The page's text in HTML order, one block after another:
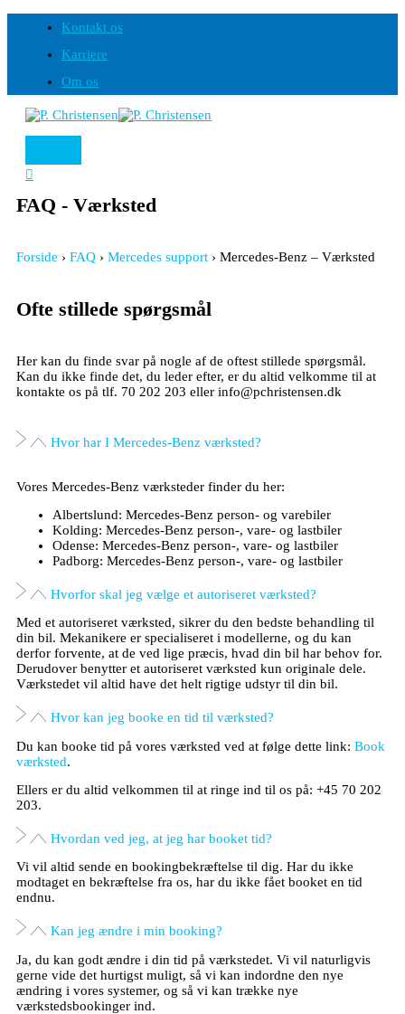
Kontakt os
Karriere
Om os
Søg
FAQ - Værksted
Forside › FAQ › Mercedes support › Mercedes-Benz – Værksted
Ofte stillede spørgsmål
Her kan du finde svar på nogle af de oftest stillede spørgsmål.
Kan du ikke finde det, du leder efter, er du altid velkomme til at
kontakte os på tlf. 70 202 203 eller info@pchristensen.dk
Hvor har I Mercedes-Benz værksted?
Vores Mercedes-Benz værksteder finder du her:
Albertslund: Mercedes-Benz person- og varebiler
Kolding: Mercedes-Benz person-, vare- og lastbiler
Odense: Mercedes-Benz person-, vare- og lastbiler
Padborg: Mercedes-Benz person-, vare- og lastbiler
Hvorfor skal jeg vælge et autoriseret værksted?
Med et autoriseret værksted, sikrer du den bedste behandling til
din bil. Mekanikere er specialiseret i modellerne, og du kan
derfor forvente, at de ved lige præcis, hvad din bil har behov for.
Derudover benytter et autoriseret værksted kun originale dele.
Værkstedet vil altid have det helt rigtige udstyr til din bil.
Hvor kan jeg booke en tid til værksted?
Du kan booke tid på vores værksted ved at følge dette link: Book
værksted.
Ellers er du altid velkommen til at ringe ind til os på: +45 70 202
203.
Hvordan ved jeg, at jeg har booket tid?
Vi vil altid sende en bookingbekræftelse til dig. Har du ikke
modtaget en bekræftelse fra os, har du ikke fået booket en tid
endnu.
Kan jeg ændre i min booking?
Ja, du kan godt ændre i din tid på værkstedet. Vi vil naturligvis
gerne vide det hurtigst muligt, så vi kan indordne den nye
ændring i vores systemer, og så vi kan trække nye
værkstedsbookinger ind.